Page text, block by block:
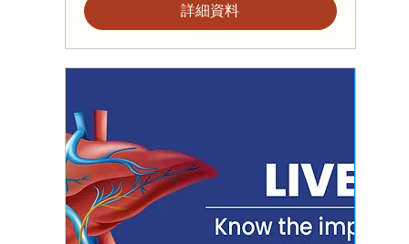
詳細資料